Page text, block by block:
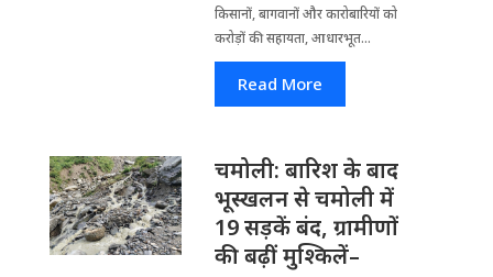
किसानों, बागवानों और कारोबारियों को
करोड़ों की सहायता, आधारभूत...
Read More
चमोली: बारिश के बाद
भूस्खलन से चमोली में
19 सड़कें बंद, ग्रामीणों
की बढ़ीं मुश्किलें–